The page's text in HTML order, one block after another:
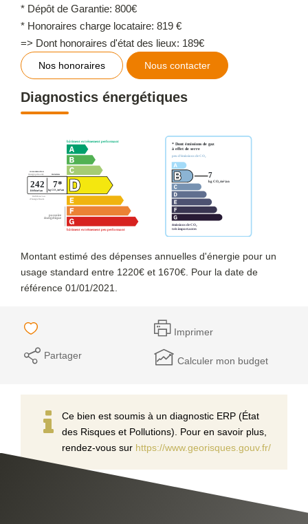
* Dépôt de Garantie: 800€
* Honoraires charge locataire: 819 €
=> Dont honoraires d'état des lieux: 189€
Nos honoraires Nous contacter
Diagnostics énergétiques
Montant estimé des dépenses annuelles d'énergie pour un
usage standard entre 1220€ et 1670€. Pour la date de
référence 01/01/2021.
Imprimer
Partager Calculer mon budget
Ce bien est soumis à un diagnostic ERP (État
des Risques et Pollutions). Pour en savoir plus,
rendez-vous sur https://www.georisques.gouv.fr/